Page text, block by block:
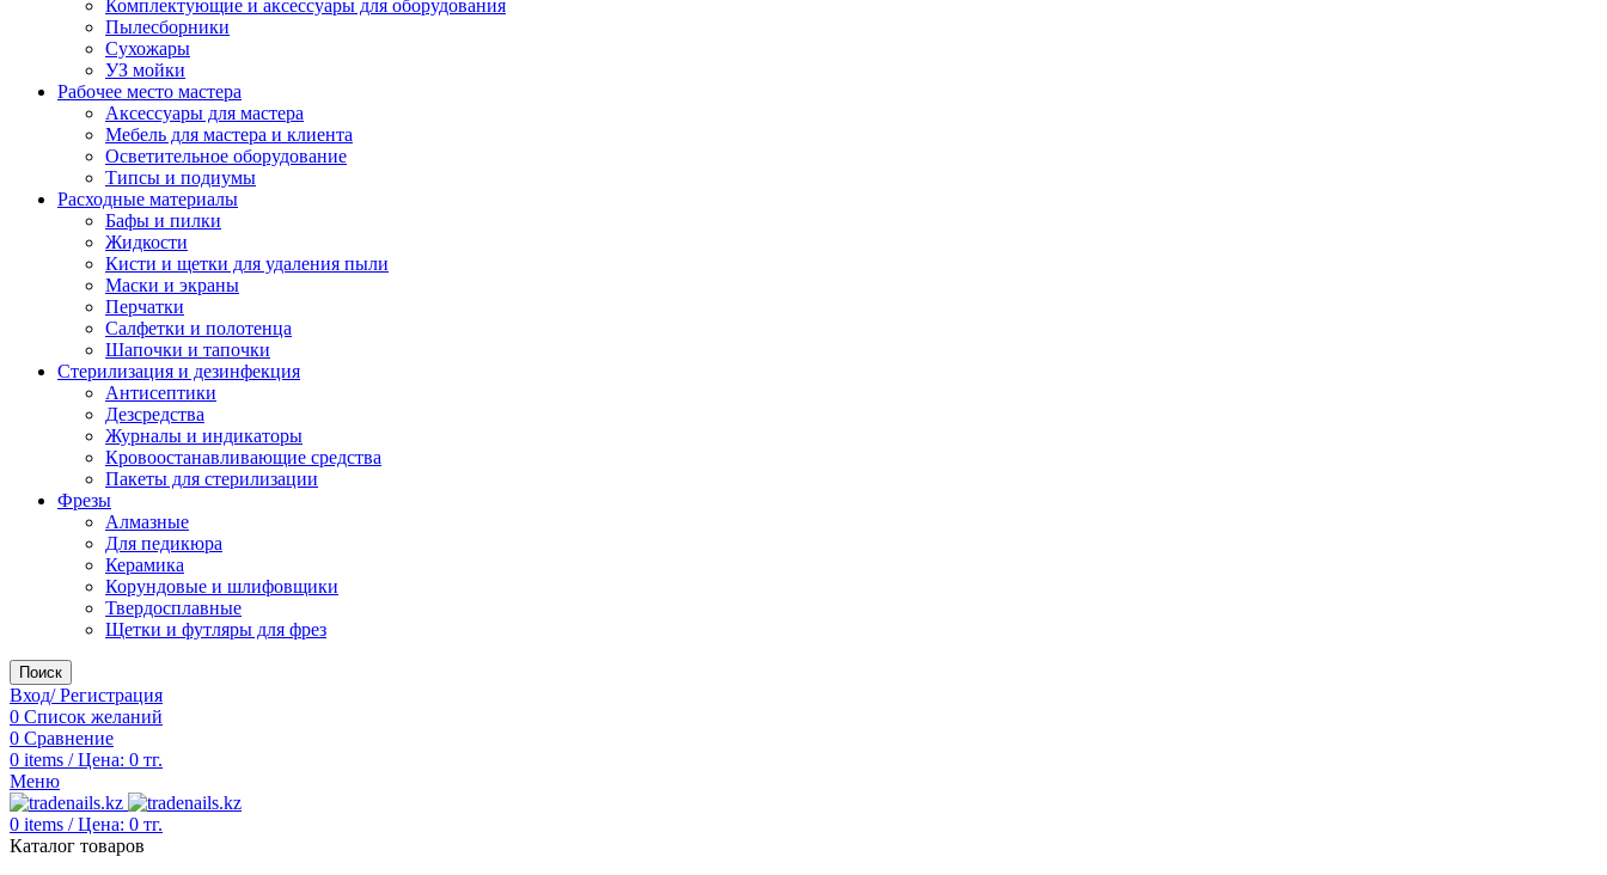
Комплектующие и аксессуары для оборудования
Пылесборники
Сухожары
УЗ мойки
Рабочее место мастера
Аксессуары для мастера
Мебель для мастера и клиента
Осветительное оборудование
Типсы и подиумы
Расходные материалы
Бафы и пилки
Жидкости
Кисти и щетки для удаления пыли
Маски и экраны
Перчатки
Салфетки и полотенца
Шапочки и тапочки
Стерилизация и дезинфекция
Антисептики
Дезсредства
Журналы и индикаторы
Кровоостанавливающие средства
Пакеты для стерилизации
Фрезы
Алмазные
Для педикюра
Керамика
Корундовые и шлифовщики
Твердосплавные
Щетки и футляры для фрез
Поиск
Вход/ Регистрация
0 Список желаний
0 Сравнение
0 items / Цена: 0 тг.
Меню
0 items / Цена: 0 тг.
Каталог товаров